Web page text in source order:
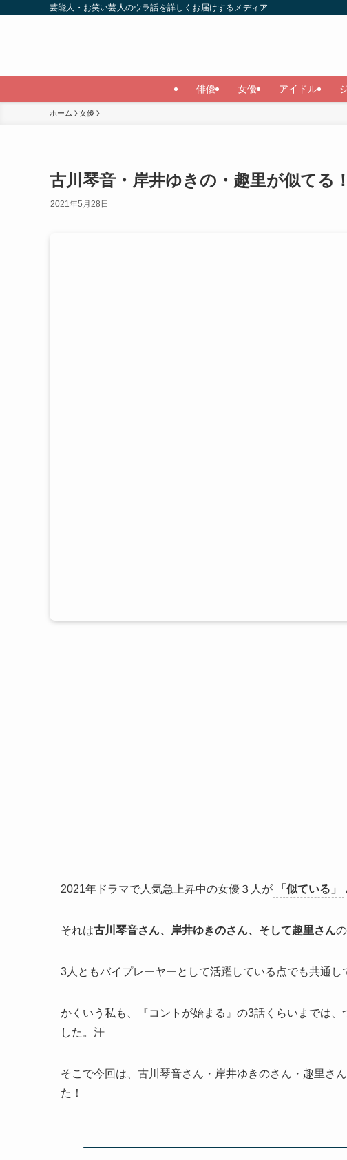
芸能人・お笑い芸人のウラ話を詳しくお届けするメディア
俳優 女優 アイドル
ホーム 女優
古川琴音・岸井ゆきの・趣里が似てる
2021年5月28日
2021年ドラマで人気急上昇中の女優３人が 「似ている」
それは古川琴音さん、岸井ゆきのさん、そして趣里さん
3人ともバイプレーヤーとして活躍している点でも共通し
かくいう私も、『コントが始まる』の3話くらいまでは
した。汗
そこで今回は、古川琴音さん・岸井ゆきのさん・趣里さ
た！